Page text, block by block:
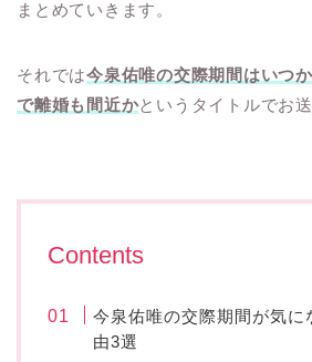
まとめていきます。
それでは今泉佑唯の交際期間はいつ
で離婚も間近かというタイトルでお送
Contents
今泉佑唯の交際期間が気に
由3選